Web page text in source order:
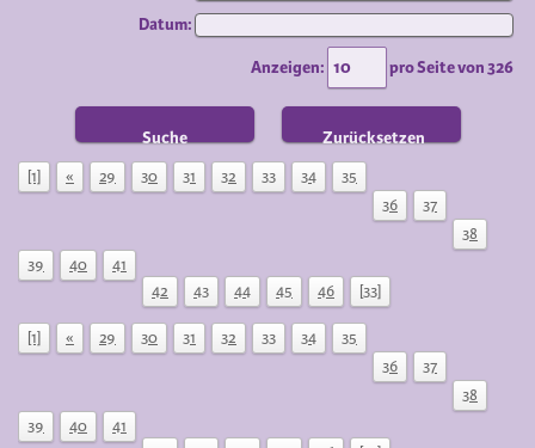
Datum:
Anzeigen: pro Seite von326
Suche Zurücksetzen
[1] « 29 30 31 32 33 34
35
36
37
38
39
40
41
42
43 44 45 46 [33]
[1] « 29 30 31 32 33 34
35
36
37
38
39
40
41